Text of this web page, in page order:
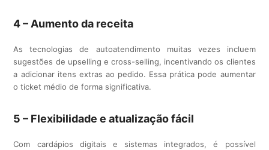
4 – Aumento da receita
As tecnologias de autoatendimento muitas vezes incluem
sugestões de upselling e cross-selling, incentivando os clientes
a adicionar itens extras ao pedido. Essa prática pode aumentar
o ticket médio de forma significativa.
5 – Flexibilidade e atualização fácil
Com cardápios digitais e sistemas integrados, é possível